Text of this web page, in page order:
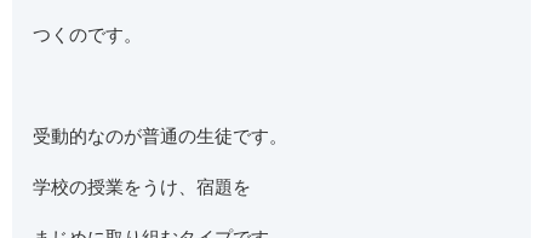
つくのです。
受動的なのが普通の生徒です。
学校の授業をうけ、宿題を